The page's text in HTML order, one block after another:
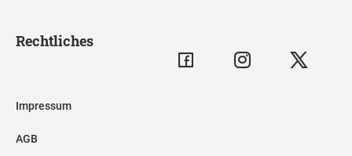
Rechtliches
Impressum
AGB